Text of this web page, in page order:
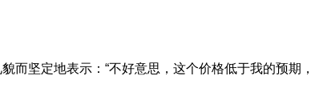
而坚定地表示：“不好意思，这个价格低于我的预期，